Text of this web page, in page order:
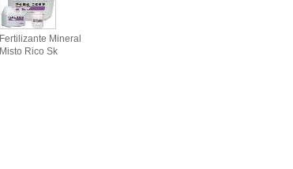
Fertilizante Mineral
Misto Rico Sk